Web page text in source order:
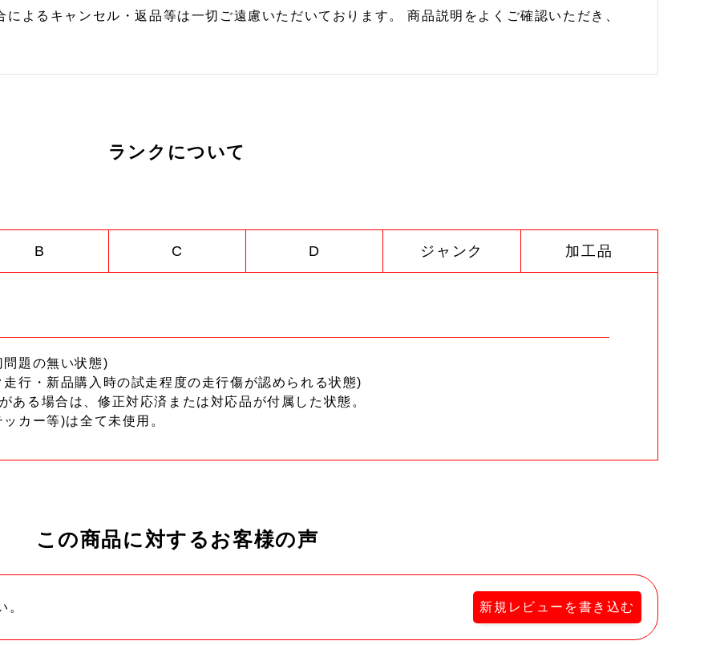
によるキャンセル・返品等は一切ご遠慮いただいております。 商品説明をよくご確認いただき、
ランクについて
B C D ジャンク 加工品
題の無い状態)
行・新品購入時の試走程度の走行傷が認められる状態)
ある場合は、修正対応済または対応品が付属した状態。
カー等)は全て未使用。
この商品に対するお客様の声
。 新規レビューを書き込む